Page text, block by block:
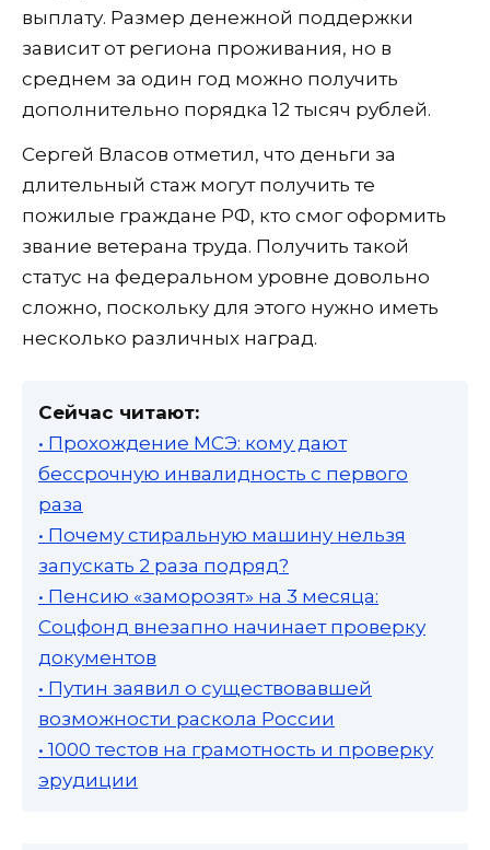
выплату. Размер денежной поддержки
зависит от региона проживания, но в
среднем за один год можно получить
дополнительно порядка 12 тысяч рублей.
Сергей Власов отметил, что деньги за
длительный стаж могут получить те
пожилые граждане РФ, кто смог оформить
звание ветерана труда. Получить такой
статус на федеральном уровне довольно
сложно, поскольку для этого нужно иметь
несколько различных наград.
Сейчас читают:
• Прохождение МСЭ: кому дают
бессрочную инвалидность с первого
раза
• Почему стиральную машину нельзя
запускать 2 раза подряд?
• Пенсию «заморозят» на 3 месяца:
Соцфонд внезапно начинает проверку
документов
• Путин заявил о существовавшей
возможности раскола России
• 1000 тестов на грамотность и проверку
эрудиции